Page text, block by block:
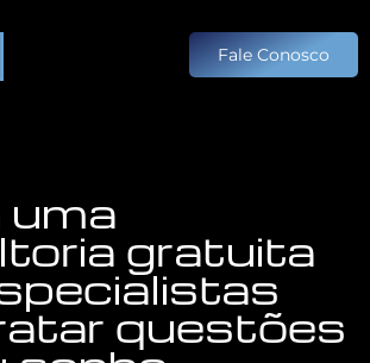
Fale Conosco
uma
gratuita
questões